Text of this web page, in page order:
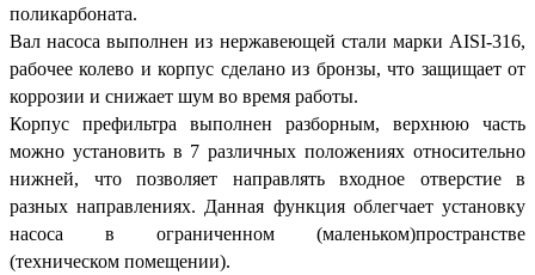
поликарбоната.
Вал насоса выполнен из нержавеющей стали марки AISI-316,
рабочее колево и корпус сделано из бронзы, что защищает от
коррозии и снижает шум во время работы.
Корпус префильтра выполнен разборным, верхнюю часть
можно установить в 7 различных положениях относительно
нижней, что позволяет направлять входное отверстие в
разных направлениях. Данная функция облегчает установку
насоса в ограниченном (маленьком)пространстве
(техническом помещении).